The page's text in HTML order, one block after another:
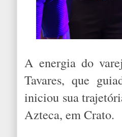
A energia do
Tavares, que
iniciou sua
Azteca, em Crato.